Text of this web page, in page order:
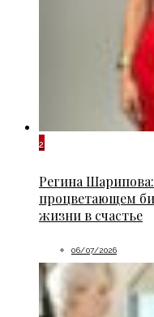
2
Регина
процветающем
жизни в счастье
06/07/2026